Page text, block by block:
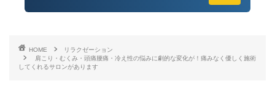
HOME
リラクゼーション
肩こり・むくみ・頭痛腰痛・冷え性の悩みに劇的な変化が！痛みなく優しく施術
してくれるサロンがあります